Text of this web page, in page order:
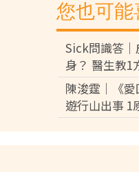
您也可能
Sick問識答
身？ 醫生教1
解析發作成
陳浚霆｜《
遊行山出事 1
怖 險「毀容